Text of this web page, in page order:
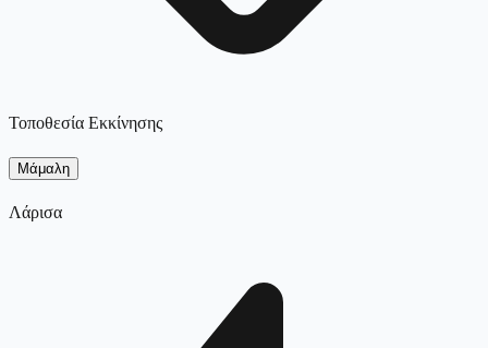
Τοποθεσία Εκκίνησης
Μάμαλη
Λάρισα